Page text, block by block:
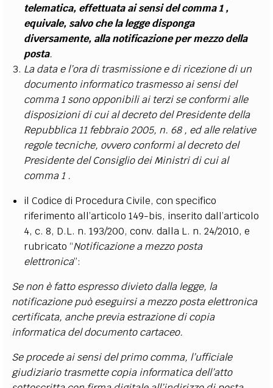
telematica, effettuata ai sensi del comma 1 ,
equivale, salvo che la legge disponga
diversamente, alla notificazione per mezzo della
posta.
La data e l’ora di trasmissione e di ricezione di un
documento informatico trasmesso ai sensi del
comma 1 sono opponibili ai terzi se conformi alle
disposizioni di cui al decreto del Presidente della
Repubblica 11 febbraio 2005, n. 68 , ed alle relative
regole tecniche, ovvero conformi al decreto del
Presidente del Consiglio dei Ministri di cui al
comma 1 .
il Codice di Procedura Civile, con specifico
riferimento all’articolo 149-bis, inserito dall’articolo
4, c. 8, D.L. n. 193/200, conv. dalla L. n. 24/2010, e
rubricato “Notificazione a mezzo posta
elettronica”:
Se non è fatto espresso divieto dalla legge, la
notificazione può eseguirsi a mezzo posta elettronica
certificata, anche previa estrazione di copia
informatica del documento cartaceo.
Se procede ai sensi del primo comma, l’ufficiale
giudiziario trasmette copia informatica dell’atto